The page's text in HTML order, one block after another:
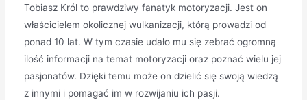
Tobiasz Król to prawdziwy fanatyk motoryzacji. Jest on
właścicielem okolicznej wulkanizacji, którą prowadzi od
ponad 10 lat. W tym czasie udało mu się zebrać ogromną
ilość informacji na temat motoryzacji oraz poznać wielu jej
pasjonatów. Dzięki temu może on dzielić się swoją wiedzą
z innymi i pomagać im w rozwijaniu ich pasji.